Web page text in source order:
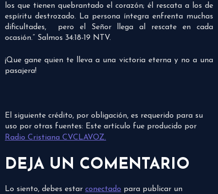
los que tienen quebrantado el corazón; él rescata a los de
espíritu destrozado. La persona íntegra enfrenta muchas
dificultades, pero el Señor llega al rescate en cada
ocasión.” Salmos 34:18-19 NTV.
¡Que gane quien te lleva a una victoria eterna y no a una
pasajera!
El siguiente crédito, por obligación, es requerido para su
uso por otras fuentes: Este artículo fue producido por
Radio Cristiana CVCLAVOZ.
DEJA UN COMENTARIO
Lo siento, debes estar conectado para publicar un